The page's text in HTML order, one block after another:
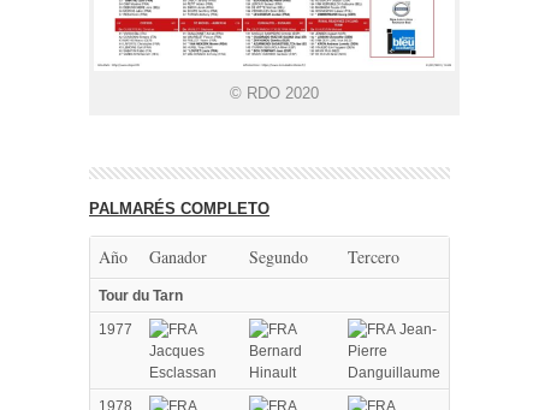
© RDO 2020
PALMARÉS COMPLETO
Año Ganador Segundo Tercero
Tour du Tarn
1977
Jacques
Esclassan
Bernard
Hinault
Jean-
Pierre
Danguillaume
1978